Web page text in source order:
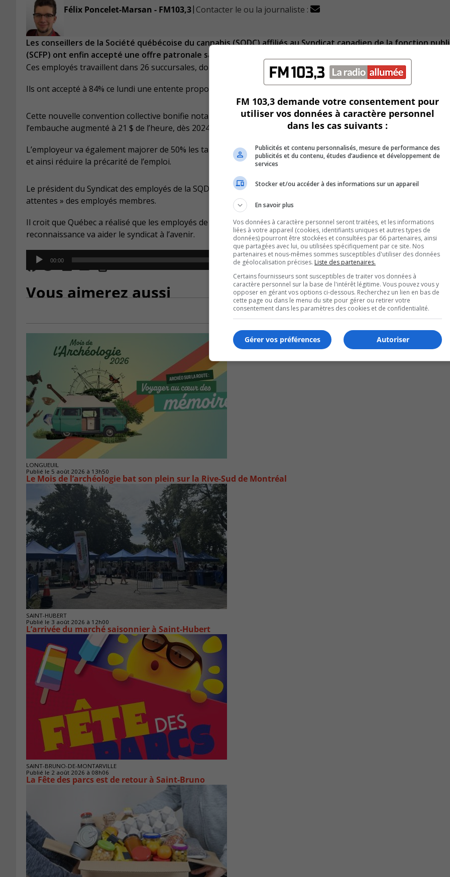
Félix Poncelet-Marsan - FM103,3| Contacter le ou la journaliste :
Les conseillers de la Société québécoise du cannabis (SQDC) affiliés au Syndicat canadien de la fonction
(SCFP) ont enfin accepté une offre patronale satisfaisante, après plus d’un an et demi de grève.
Ces employés travaillent dans 26 succursales, dont celles de Brossard et Greenfield Park.
Ils ont accepté à 84% ce lundi une entente proposée par le conciliateur en chef du ministère du Travail.
Cette nouvelle convention collective bonifie notamment la grille salariale des conseillers en cannabis, avec un
l’embauche augmenté à 21 $ de l’heure, dès 2024.
L’employeur va également majorer de 50% les taux horaires des employés de longue date, offrir des garanties
et ainsi réduire la précarité de l’emploi.
Le président du Syndicat des employés de la SQDC, David Clément, a assuré au FM 103,3 que ces gains «
attentes » des employés membres.
Il croit que Québec a réalisé que les employés de la SQDC sont sérieux dans leurs démarches et que cette
reconnaissance va aider le syndicat à l’avenir.
Audio
Player
00:00
Vous aimerez aussi
LONGUEUIL
Publié le 5 août 2026 à 13h50
Le Mois de l’archéologie bat son plein sur la Rive-Sud de Montréal
SAINT-HUBERT
Publié le 3 août 2026 à 12h00
L’arrivée du marché saisonnier à Saint-Hubert
SAINT-BRUNO-DE-MONTARVILLE
Publié le 2 août 2026 à 08h06
La Fête des parcs est de retour à Saint-Bruno
FM 103,3 demande votre consentement pour
utiliser vos données à caractère personnel
dans les cas suivants :
Publicités et contenu personnalisés, mesure de performance des
publicités et du contenu, études d’audience et développement de
services
Stocker et/ou accéder à des informations sur un appareil
En savoir plus
Vos données à caractère personnel seront traitées, et les informations
liées à votre appareil (cookies, identifiants uniques et autres types de
données) pourront être stockées et consultées par 66 partenaires, ainsi
que partagées avec lui, ou utilisées spécifiquement par ce site. Nos
partenaires et nous-mêmes sommes susceptibles d'utiliser des données
de géolocalisation précises. Liste des partenaires.
Certains fournisseurs sont susceptibles de traiter vos données à
caractère personnel sur la base de l'intérêt légitime. Vous pouvez vous y
opposer en gérant vos options ci-dessous. Recherchez un lien en bas de
cette page ou dans le menu du site pour gérer ou retirer votre
consentement dans les paramètres des cookies et de confidentialité.
Autoriser
Gérer vos préférences